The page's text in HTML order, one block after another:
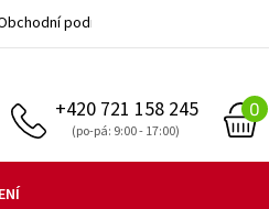
podmínky
+420 721 158 245